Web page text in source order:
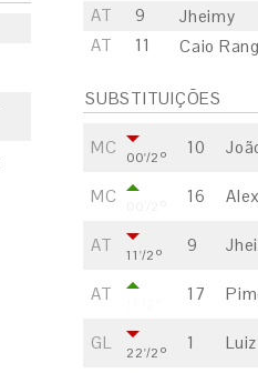
AT
9
Jheimy
AT
11 Caio
SUBSTITUIÇÕES
MC 00'/2º 10
MC 16
AT 11'/2º 9
AT 17
GL 22'/2º 1 Luiz